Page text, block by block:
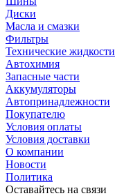
Диски
Масла и смазки
Фильтры
Технические жидкости
Автохимия
Запасные части
Аккумуляторы
Автопринадлежности
Покупателю
Условия оплаты
Условия доставки
О компании
Новости
Политика
Оставайтесь на связи